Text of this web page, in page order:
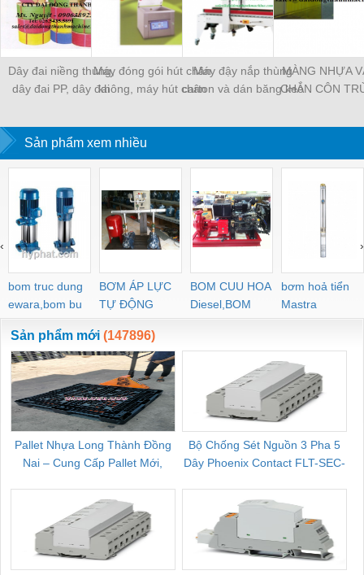
Dây đai niềng thùng,
dây đai PP, dây đai
Máy đóng gói hút chân
không, máy hút chân
Máy đậy nắp thùng
carton và dán băng keo
MÀNG NHỰA
CHẮN CÔN
KHO LẠNH,
Sản phẩm xem nhiều
bom truc dung
ewara,bom bu
ewara
BƠM ÁP LỰC
TỰ ĐỘNG
BOM CUU HOA
Diesel,BOM
CHUA CHAY
bơm hoả tiển
Mastra
‹ ›
Sản phẩm mới (147896)
Pallet Nhựa Long Thành Đồng
Nai – Cung Cấp Pallet Mới,
Bộ Chống Sét Nguồn 3 Pha 5
Dây Phoenix Contact FLT-SEC-